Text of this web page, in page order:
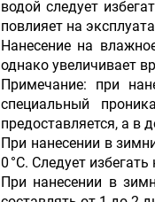
водой следует
повлияет на
Нанесение на
однако увеличивает
Примечание: при
специальный
предоставляется, а в
При нанесении в
0 °C. Следует
При нанесении в